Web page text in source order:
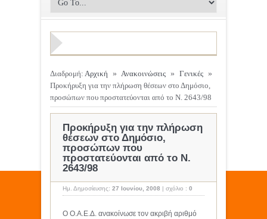
Διαδρομή: Αρχική » Ανακοινώσεις » Γενικές »
Προκήρυξη για την πλήρωση θέσεων στο Δημόσιο,
προσώπων που προστατεύονται από το Ν. 2643/98
Προκήρυξη για την πλήρωση
θέσεων στο Δημόσιο,
προσώπων που
προστατεύονται από το Ν.
2643/98
Ημ. Δημοσίευσης: 27 Ιουνίου, 2008 | σχόλιο : 0
Ο Ο.Α.Ε.Δ. ανακοίνωσε τον ακριβή αριθμό